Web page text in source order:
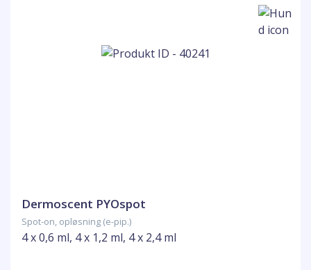
Dermoscent PYOspot
Spot-on, opløsning (e-pip.)
4 x 0,6 ml, 4 x 1,2 ml, 4 x 2,4 ml